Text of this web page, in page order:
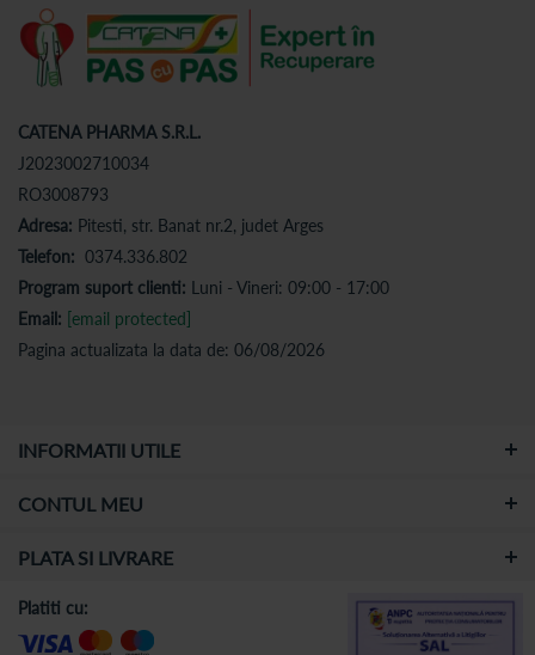
CATENA PHARMA S.R.L.
J2023002710034
RO3008793
Adresa: Pitesti, str. Banat nr.2, judet Arges
Telefon: 0374.336.802
Program suport clienti: Luni - Vineri: 09:00 - 17:00
Email: [email protected]
Pagina actualizata la data de: 06/08/2026
INFORMATII UTILE
CONTUL MEU
PLATA SI LIVRARE
Platiti cu: